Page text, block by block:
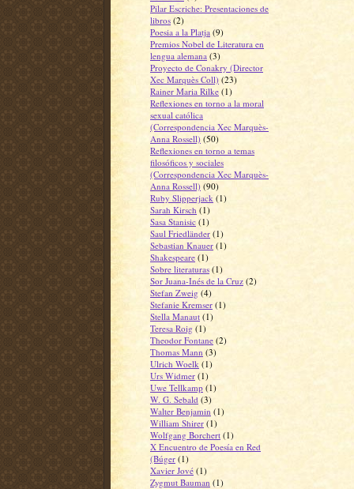
Pilar Escriche: Presentaciones de
libros (2)
Poesia a la Platja (9)
Premios Nobel de Literatura en
lengua alemana (3)
Proyecto de Conakry (Director
Xec Marquès Coll) (23)
Rainer Maria Rilke (1)
Reflexiones en torno a la moral
sexual católica
(Correspondencia Xec Marquès-
Anna Rossell) (50)
Reflexiones en torno a temas
filosóficos y sociales
(Correspondencia Xec Marquès-
Anna Rossell) (90)
Ruby Slipperjack (1)
Sarah Kirsch (1)
Sasa Stanisic (1)
Saul Friedländer (1)
Sebastian Knauer (1)
Shakespeare (1)
Sobre literaturas (1)
Sor Juana-Inés de la Cruz (2)
Stefan Zweig (4)
Stefanie Kremser (1)
Stella Manaut (1)
Teresa Roig (1)
Theodor Fontane (2)
Thomas Mann (3)
Ulrich Woelk (1)
Urs Widmer (1)
Uwe Tellkamp (1)
W. G. Sebald (3)
Walter Benjamin (1)
William Shirer (1)
Wolfgang Borchert (1)
X Encuentro de Poesía en Red
(Búger (1)
Xavier Jové (1)
Zygmut Bauman (1)